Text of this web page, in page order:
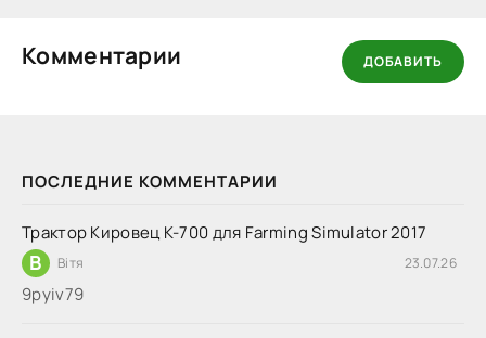
ПОСЛЕДНИЕ КОММЕНТАРИИ
Трактор Кировец К-700 для Farming Simulator 2017
В Вітя 23.07.26
9руіv79
Комментарии ДОБАВИТЬ